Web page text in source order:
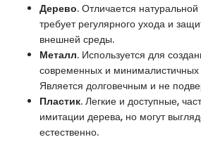
Дерево. Отличается
требует регулярного ухода и
внешней среды.
Металл. Используется для
современных и минималистичных
Является долговечным и не
Пластик. Легкие и доступные,
имитации дерева, но могут
естественно.